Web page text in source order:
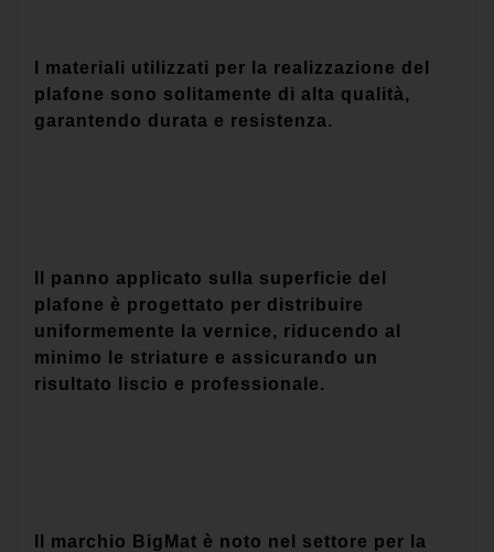
I materiali utilizzati per la realizzazione del
plafone sono solitamente di alta qualità,
garantendo durata e resistenza.
Il panno applicato sulla superficie del
plafone è progettato per distribuire
uniformemente la vernice, riducendo al
minimo le striature e assicurando un
risultato liscio e professionale.
Il marchio BigMat è noto nel settore per la